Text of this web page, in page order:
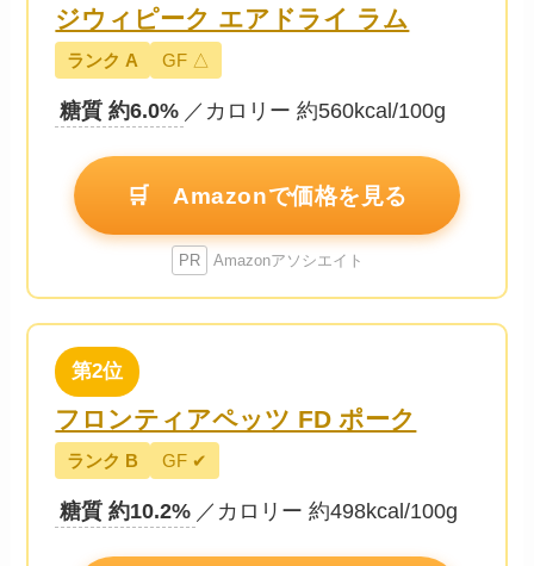
ジウィピーク エアドライ ラム
ランク A GF △
糖質 約6.0% ／カロリー 約560kcal/100g
🛒 Amazonで価格を見る
PR Amazonアソシエイト
第2位
フロンティアペッツ FD ポーク
ランク B GF ✔
糖質 約10.2% ／カロリー 約498kcal/100g